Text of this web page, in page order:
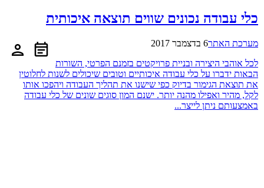
כלי עבודה נכונים שווים תוצאה איכותית
מערכת האתר6 בדצמבר 2017
לכל אוהבי היצירה ובניית פרויקטים בזמנם הפרטי, השורות
הבאות ידברו על כלי עבודה איכותיים וטובים שיכולים לשנות לחלוטין
את תוצאת הגימור בדיוק כפי שישנו את תהליך העבודה ויהפכו אותו
לקל, מהיר ואפילו מהנה יותר. ישנם המון סוגים שונים של כלי עבודה
באמצעותם ניתן לייצר...